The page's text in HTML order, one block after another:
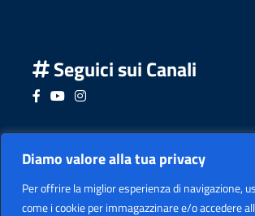
Diamo valore alla tua privacy
Per offrire la miglior esperienza di navigazione,
come i cookie per immagazzinare e/o accedere
Seguici sui Canali
Seguici su Facebook
Seguici su YouTube
Seguici su Instagram